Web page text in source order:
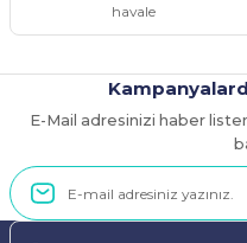
havale
E-Mail adresinizi haber